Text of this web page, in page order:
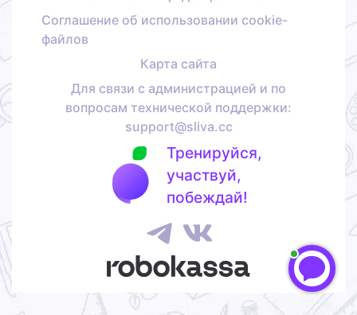
Соглашение об использовании cookie-
файлов
Карта сайта
Для связи с администрацией и по
вопросам технической поддержки:
support@sliva.cc
Тренируйся,
участвуй,
побеждай!